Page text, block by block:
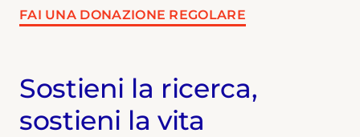
FAI UNA DONAZIONE REGOLARE
Sostieni la ricerca,
sostieni la vita